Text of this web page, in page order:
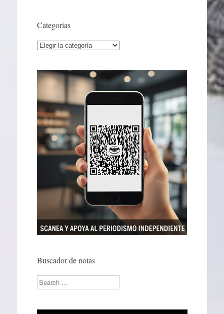
Categorías
Categorías
Buscador de notas
Search